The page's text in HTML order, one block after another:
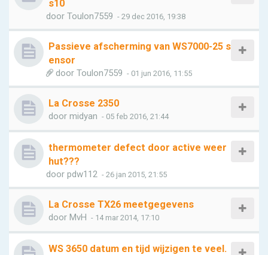
s10
door Toulon7559 - 29 dec 2016, 19:38
Passieve afscherming van WS7000-25 s
ensor
door Toulon7559 - 01 jun 2016, 11:55
La Crosse 2350
door midyan - 05 feb 2016, 21:44
thermometer defect door active weer
hut???
door pdw112 - 26 jan 2015, 21:55
La Crosse TX26 meetgegevens
door MvH - 14 mar 2014, 17:10
WS 3650 datum en tijd wijzigen te veel.